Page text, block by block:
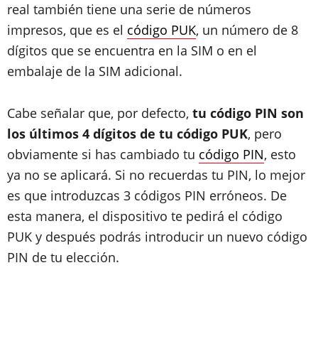
real también tiene una serie de números
impresos, que es el código PUK, un número de 8
dígitos que se encuentra en la SIM o en el
embalaje de la SIM adicional.
Cabe señalar que, por defecto, tu código PIN son
los últimos 4 dígitos de tu código PUK, pero
obviamente si has cambiado tu código PIN, esto
ya no se aplicará. Si no recuerdas tu PIN, lo mejor
es que introduzcas 3 códigos PIN erróneos. De
esta manera, el dispositivo te pedirá el código
PUK y después podrás introducir un nuevo código
PIN de tu elección.